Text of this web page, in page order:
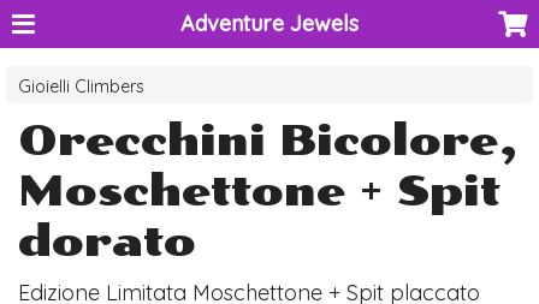
Adventure Jewels
Gioielli Climbers
Orecchini Bicolore,
Moschettone + Spit
dorato
Edizione Limitata Moschettone + Spit placcato